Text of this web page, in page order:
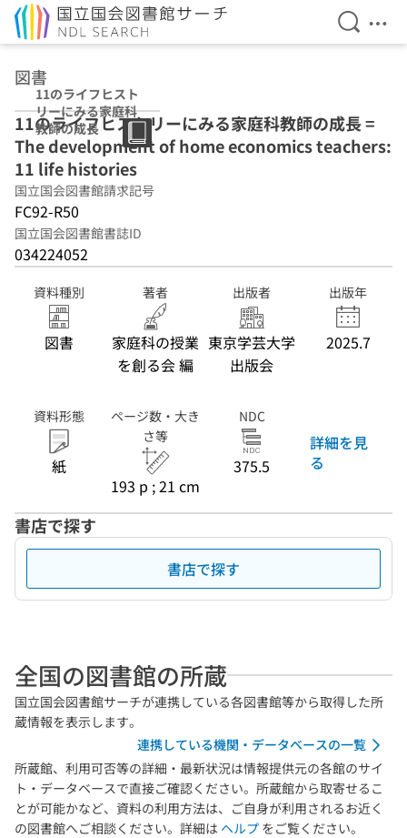
検索を
メ
図書
11のライフヒスト
リーにみる家庭科
教師の成長
11のライフヒストリーにみる家庭科教師の成長 =
The development of home economics teachers:
11 life histories
国立国会図書館請求記号
FC92-R50
国立国会図書館書誌ID
034224052
資料種別
図書
著者
家庭科の授業
を創る会 編
出版者
東京学芸大学
出版会
出版年
2025.7
資料形態
紙
ページ数・大き
さ等
193 p ; 21 cm
NDC
375.5
詳細を見
る
書店で探す
書店で探す
全国の図書館の所蔵
国立国会図書館サーチが連携している各図書館等から取得した所
蔵情報を表示します。
連携している機関・データベースの一覧
所蔵館、利用可否等の詳細・最新状況は情報提供元の各館のサイ
ト・データベースで直接ご確認ください。所蔵館から取寄せるこ
とが可能かなど、資料の利用方法は、ご自身が利用されるお近く
の図書館へご相談ください。詳細は ヘルプ をご覧ください。